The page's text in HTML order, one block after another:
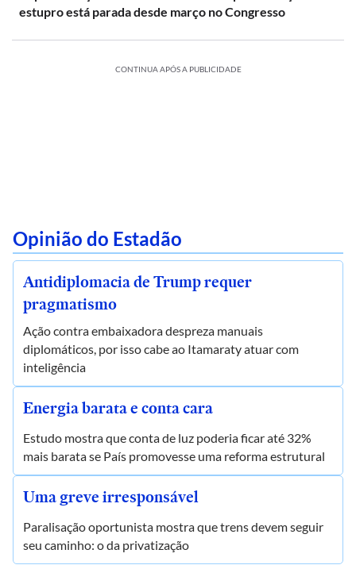
estupro está parada desde março no Congresso
CONTINUA APÓS A PUBLICIDADE
Opinião do Estadão
Antidiplomacia de Trump requer
pragmatismo
Ação contra embaixadora despreza manuais
diplomáticos, por isso cabe ao Itamaraty atuar com
inteligência
Energia barata e conta cara
Estudo mostra que conta de luz poderia ficar até 32%
mais barata se País promovesse uma reforma estrutural
Uma greve irresponsável
Paralisação oportunista mostra que trens devem seguir
seu caminho: o da privatização